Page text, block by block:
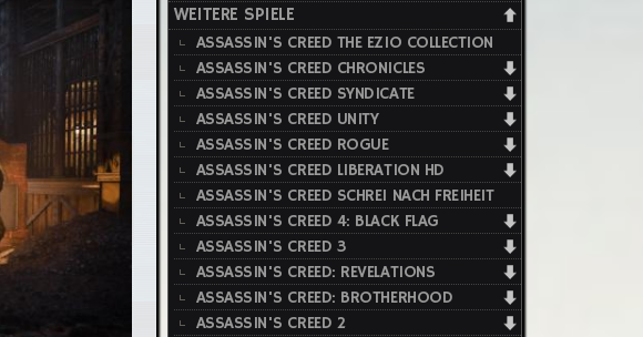
WEITERE SPIELE
ASSASSIN'S CREED THE EZIO COLLECTION
ASSASSIN'S CREED CHRONICLES
ASSASSIN'S CREED SYNDICATE
ASSASSIN'S CREED UNITY
ASSASSIN'S CREED ROGUE
ASSASSIN'S CREED LIBERATION HD
ASSASSIN'S CREED SCHREI NACH FREIHEIT
ASSASSIN'S CREED 4: BLACK FLAG
ASSASSIN'S CREED 3
ASSASSIN'S CREED: REVELATIONS
ASSASSIN'S CREED: BROTHERHOOD
ASSASSIN'S CREED 2